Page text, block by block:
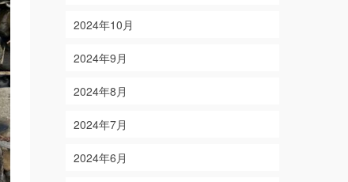
2024年10月
2024年9月
2024年8月
2024年7月
2024年6月